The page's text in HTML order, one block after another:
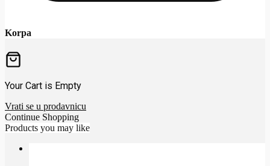
Korpa
Your Cart is Empty
Vrati se u prodavnicu
Continue Shopping
Products you may like